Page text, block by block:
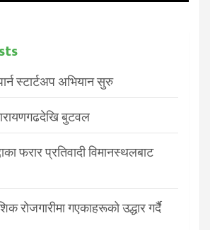
स्टार्टअप अभियान सुरु
बुटवल
फरार प्रतिवादी विमानस्थलबाट
रोजगारीमा गएकाहरूको उद्धार गर्दै